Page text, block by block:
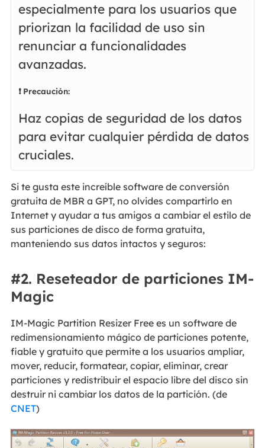
especialmente para los usuarios que
priorizan la facilidad de uso sin
renunciar a funcionalidades
avanzadas.
❗ Precaución:
Haz copias de seguridad de los datos
para evitar cualquier pérdida de datos
cruciales.
Si te gusta este increíble software de conversión
gratuita de MBR a GPT, no olvides compartirlo en
Internet y ayudar a tus amigos a cambiar el estilo de
sus particiones de disco de forma gratuita,
manteniendo sus datos intactos y seguros:
#2. Reseteador de particiones IM-
Magic
IM-Magic Partition Resizer Free es un software de
redimensionamiento mágico de particiones potente,
fiable y gratuito que permite a los usuarios ampliar,
mover, reducir, formatear, copiar, eliminar, crear
particiones y redistribuir el espacio libre del disco sin
destruir ni cambiar los datos de la partición. (de
CNET)